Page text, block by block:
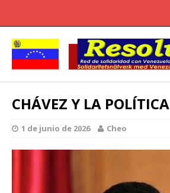
CHÁVEZ Y LA POLÍTICA
1 de junio de 2026 Cheo